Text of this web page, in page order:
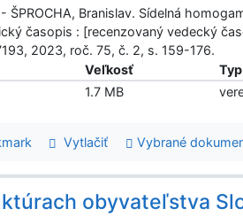
ŠPROCHA, Branislav. Sídelná
časopis : [recenzovaný vedecký
2023, roč. 75, č. 2, s. 159-176.
Veľkosť
1.7 MB
Vytlačiť Vybrané
obyvateľstva